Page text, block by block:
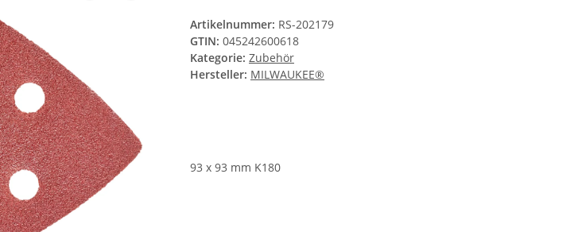
Artikelnummer: RS-202179
GTIN: 045242600618
Kategorie: Zubehör
Hersteller: MILWAUKEE®
93 x 93 mm K180